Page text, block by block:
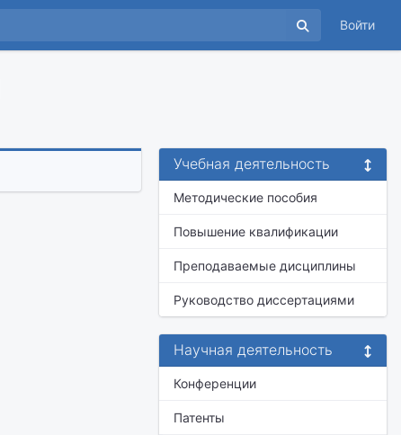
Войти
Учебная деятельность
Методические пособия
Повышение квалификации
Преподаваемые дисциплины
Руководство диссертациями
Научная деятельность
Конференции
Патенты